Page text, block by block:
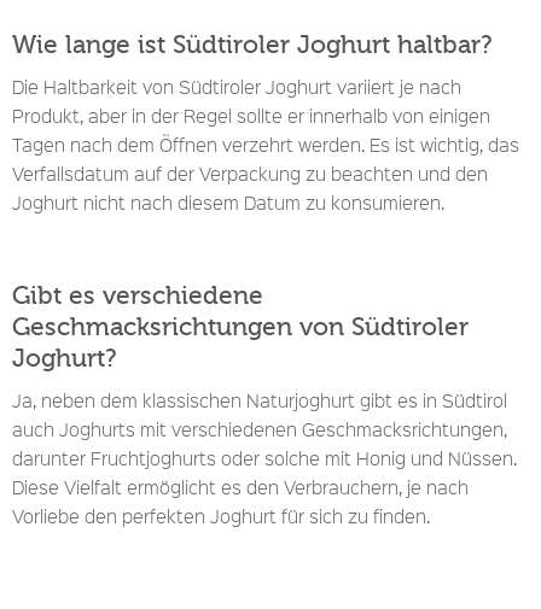
Wie lange ist Südtiroler Joghurt haltbar?
Die Haltbarkeit von Südtiroler Joghurt variiert je nach
Produkt, aber in der Regel sollte er innerhalb von einigen
Tagen nach dem Öffnen verzehrt werden. Es ist wichtig, das
Verfallsdatum auf der Verpackung zu beachten und den
Joghurt nicht nach diesem Datum zu konsumieren.
Gibt es verschiedene
Geschmacksrichtungen von Südtiroler
Joghurt?
Ja, neben dem klassischen Naturjoghurt gibt es in Südtirol
auch Joghurts mit verschiedenen Geschmacksrichtungen,
darunter Fruchtjoghurts oder solche mit Honig und Nüssen.
Diese Vielfalt ermöglicht es den Verbrauchern, je nach
Vorliebe den perfekten Joghurt für sich zu finden.